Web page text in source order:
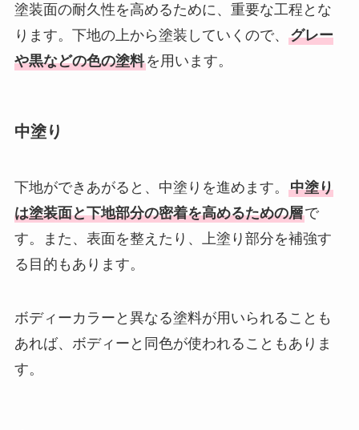
塗装面の耐久性を高めるために、重要な工程とな
ります。下地の上から塗装していくので、 グレー
や黒などの色の塗料を用います。
中塗り
下地ができあがると、中塗りを進めます。 中塗り
は塗装面と下地部分の密着を高めるための層で
す。また、表面を整えたり、上塗り部分を補強す
る目的もあります。
ボディーカラーと異なる塗料が用いられることも
あれば、ボディーと同色が使われることもありま
す。